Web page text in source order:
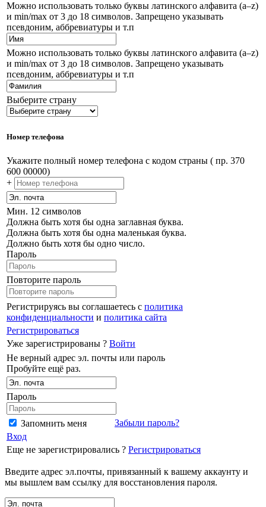
Можно использовать только буквы латинского алфавита (a–z)
и min/max от 3 до 18 символов. Запрещено указывать
псевдоним, аббревиатуры и т.п
Можно использовать только буквы латинского алфавита (a–z)
и min/max от 3 до 18 символов. Запрещено указывать
псевдоним, аббревиатуры и т.п
Выберите страну
Номер телефона
Укажите полный номер телефона с кодом страны ( пр. 370
600 00000)
+
Мин. 12 символов
Должна быть хотя бы одна заглавная буква.
Должна быть хотя бы одна маленькая буква.
Должно быть хотя бы одно число.
Пароль
Повторите пароль
Регистрируясь вы соглашаетесь с политика
конфиденциальности и политика сайта
Регистрироваться
Уже зарегистрированы ? Войти
Не верный адрес эл. почты или пароль
Пробуйте ещё раз.
Пароль
Запомнить меня
Забыли пароль?
Вход
Еще не зарегистрировались ? Регистрироваться
Введите адрес эл.почты, привязанный к вашему аккаунту и
мы вышлем вам ссылку для восстановления пароля.